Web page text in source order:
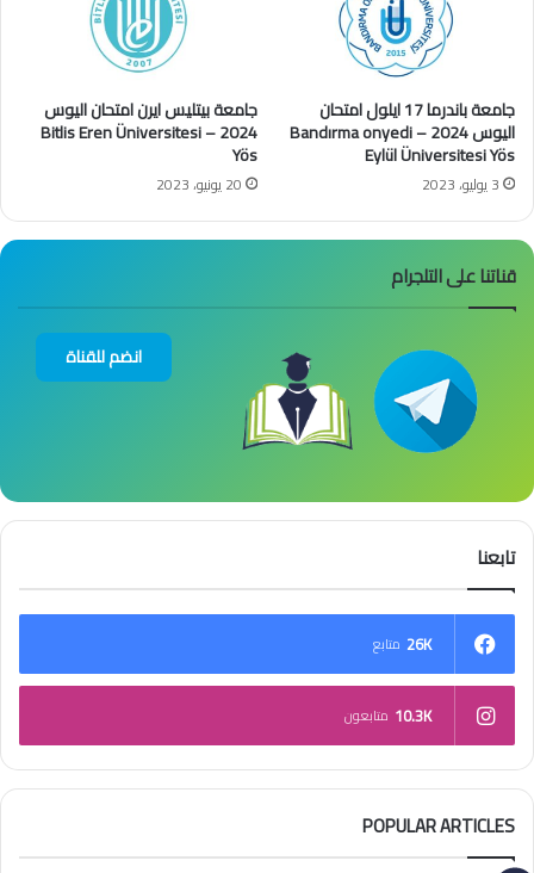
جامعة باندرما 17 ايلول امتحان
اليوس 2024 – Bandırma onyedi
Eylül Üniversitesi Yös
3 يوليو، 2023
جامعة بيتليس ايرن امتحان اليوس
2024 – Bitlis Eren Üniversitesi
Yös
20 يونيو، 2023
قناتنا على التلجرام
انضم للقناة
تابعنا
26K متابع
10.3K متابعون
POPULAR ARTICLES